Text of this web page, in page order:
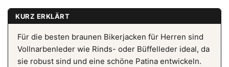
KURZ ERKLÄRT
Für die besten braunen Bikerjacken für Herren sind
Vollnarbenleder wie Rinds- oder Büffelleder ideal, da
sie robust sind und eine schöne Patina entwickeln.